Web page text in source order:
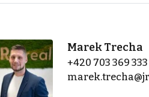
Marek Trecha
+420 703 369 333